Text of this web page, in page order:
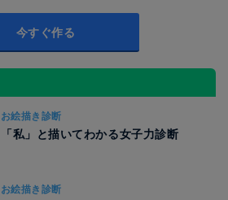
今すぐ作る
お絵描き診断
「私」と描いてわかる女子力診断
お絵描き診断